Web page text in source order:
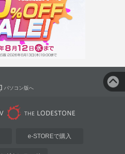
パソコン版へ
e-STOREで購入